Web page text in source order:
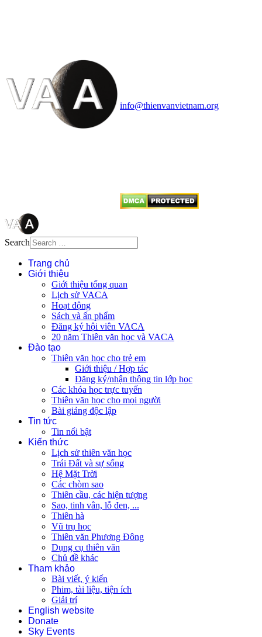
info@thienvanvietnam.org
Search
Trang chủ
Giới thiệu
Giới thiệu tổng quan
Lịch sử VACA
Hoạt động
Sách và ấn phẩm
Đăng ký hội viên VACA
20 năm Thiên văn học và VACA
Đào tạo
Thiên văn học cho trẻ em
Giới thiệu / Hợp tác
Đăng ký/nhận thông tin lớp học
Các khóa học trực tuyến
Thiên văn học cho mọi người
Bài giảng độc lập
Tin tức
Tin nổi bật
Kiến thức
Lịch sử thiên văn học
Trái Đất và sự sống
Hệ Mặt Trời
Các chòm sao
Thiên cầu, các hiện tượng
Sao, tinh vân, lỗ đen, ...
Thiên hà
Vũ trụ học
Thiên văn Phương Đông
Dụng cụ thiên văn
Chủ đề khác
Tham khảo
Bài viết, ý kiến
Phim, tài liệu, tiện ích
Giải trí
English website
Donate
Sky Events